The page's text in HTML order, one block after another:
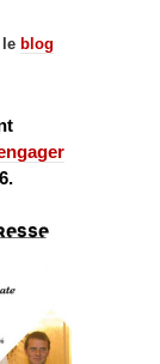
le blog